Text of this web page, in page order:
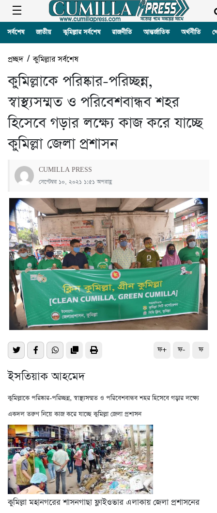
সর্বশেষ জাতীয় কুমিল্লার সর্বশেষ রাজনীতি আন্তর্জাতিক অর্থনীতি
প্রচ্ছদ/কুমিল্লার সর্বশেষ
কুমিল্লাকে পরিষ্কার-পরিচ্ছন্ন,
স্বাস্থ্যসম্মত ও পরিবেশবান্ধব শহর
হিসেবে গড়ার লক্ষ্যে কাজ করে যাচ্ছে
কুমিল্লা জেলা প্রশাসন
CUMILLA PRESS
সেপ্টেম্বর ১০, ২০২১ ১:৫১ অপরাহ্ণ
ফ+ ফ- ফ
ইসতিয়াক আহমেদ
কুমিল্লাকে পরিষ্কার-পরিচ্ছন্ন, স্বাস্থ্যসম্মত ও পরিবেশবান্ধব শহর হিসেবে গড়ার লক্ষ্যে
একদল তরুণ নিয়ে কাজ করে যাচ্ছে কুমিল্লা জেলা প্রশাসন
কুমিল্লা মহানগরের শাসনগাছা ফ্লাইওভার এলাকায় জেলা প্রশাসনের